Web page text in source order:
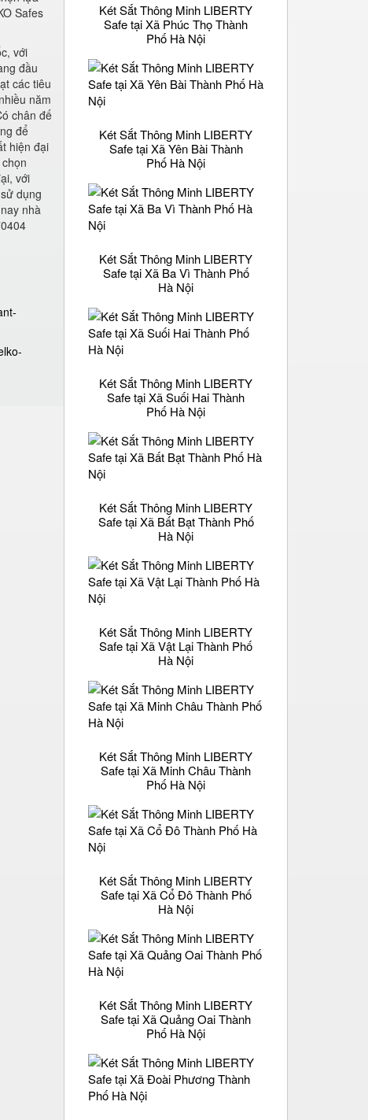
Safes
với
đầu
các tiêu
năm
chân đế
để
hiện đại
với
dụng
nhà
Két Sắt Thông Minh LIBERTY
Safe tại Xã Phúc Thọ Thành
Phố Hà Nội
Két Sắt Thông Minh LIBERTY
Safe tại Xã Yên Bài Thành
Phố Hà Nội
Két Sắt Thông Minh LIBERTY
Safe tại Xã Ba Vì Thành Phố
Hà Nội
Két Sắt Thông Minh LIBERTY
Safe tại Xã Suối Hai Thành
Phố Hà Nội
Két Sắt Thông Minh LIBERTY
Safe tại Xã Bất Bạt Thành Phố
Hà Nội
Két Sắt Thông Minh LIBERTY
Safe tại Xã Vật Lại Thành Phố
Hà Nội
Két Sắt Thông Minh LIBERTY
Safe tại Xã Minh Châu Thành
Phố Hà Nội
Két Sắt Thông Minh LIBERTY
Safe tại Xã Cổ Đô Thành Phố
Hà Nội
Két Sắt Thông Minh LIBERTY
Safe tại Xã Quảng Oai Thành
Phố Hà Nội